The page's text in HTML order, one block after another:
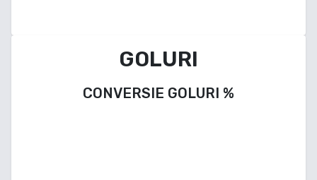
GOLURI
CONVERSIE GOLURI %